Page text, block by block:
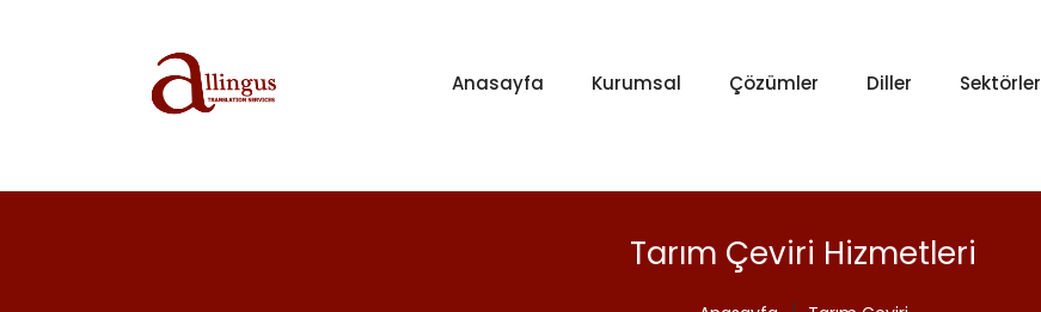
Anasayfa Kurumsal Çözümler Diller Sektörler
Tarım Çeviri Hizmetleri